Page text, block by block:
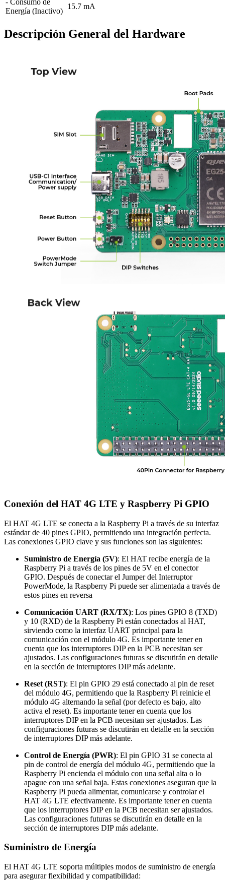
Energía (Inactivo)
15.7 mA
Descripción General del Hardware
Conexión del HAT 4G LTE y Raspberry Pi GPIO
El HAT 4G LTE se conecta a la Raspberry Pi a través de su interfaz
estándar de 40 pines GPIO, permitiendo una integración perfecta.
Las conexiones GPIO clave y sus funciones son las siguientes:
Suministro de Energía (5V): El HAT recibe energía de la
Raspberry Pi a través de los pines de 5V en el conector
GPIO. Después de conectar el Jumper del Interruptor
PowerMode, la Raspberry Pi puede ser alimentada a través de
estos pines en reversa
Comunicación UART (RX/TX): Los pines GPIO 8 (TXD)
y 10 (RXD) de la Raspberry Pi están conectados al HAT,
sirviendo como la interfaz UART principal para la
comunicación con el módulo 4G. Es importante tener en
cuenta que los interruptores DIP en la PCB necesitan ser
ajustados. Las configuraciones futuras se discutirán en detalle
en la sección de interruptores DIP más adelante.
Reset (RST): El pin GPIO 29 está conectado al pin de reset
del módulo 4G, permitiendo que la Raspberry Pi reinicie el
módulo 4G alternando la señal (por defecto es bajo, alto
activa el reset). Es importante tener en cuenta que los
interruptores DIP en la PCB necesitan ser ajustados. Las
configuraciones futuras se discutirán en detalle en la sección
de interruptores DIP más adelante.
Control de Energía (PWR): El pin GPIO 31 se conecta al
pin de control de energía del módulo 4G, permitiendo que la
Raspberry Pi encienda el módulo con una señal alta o lo
apague con una señal baja. Estas conexiones aseguran que la
Raspberry Pi pueda alimentar, comunicarse y controlar el
HAT 4G LTE efectivamente. Es importante tener en cuenta
que los interruptores DIP en la PCB necesitan ser ajustados.
Las configuraciones futuras se discutirán en detalle en la
sección de interruptores DIP más adelante.
Suministro de Energía
El HAT 4G LTE soporta múltiples modos de suministro de energía
para asegurar flexibilidad y compatibilidad: